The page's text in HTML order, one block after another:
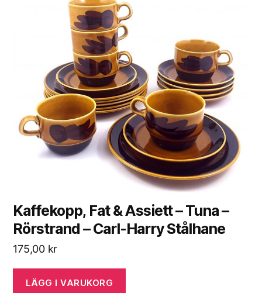
Kaffekopp, Fat & Assiett – Tuna –
Rörstrand – Carl-Harry Stålhane
175,00 kr
LÄGG I VARUKORG